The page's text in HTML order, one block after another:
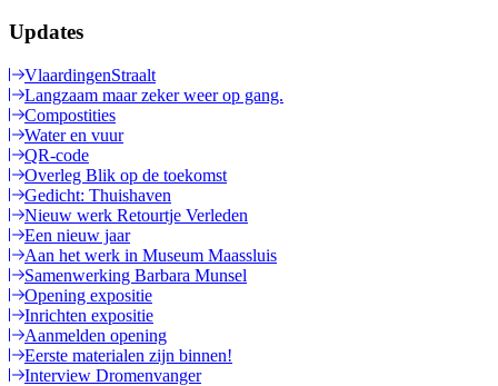
Updates
VlaardingenStraalt
Langzaam maar zeker weer op gang.
Compostities
Water en vuur
QR-code
Overleg Blik op de toekomst
Gedicht: Thuishaven
Nieuw werk Retourtje Verleden
Een nieuw jaar
Aan het werk in Museum Maassluis
Samenwerking Barbara Munsel
Opening expositie
Inrichten expositie
Aanmelden opening
Eerste materialen zijn binnen!
Interview Dromenvanger